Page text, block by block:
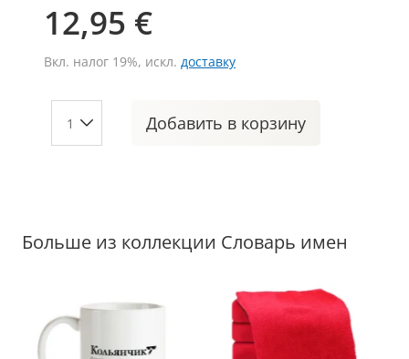
12,95 €
Вкл. налог 19%, искл. доставку
Добавить в корзину
Больше из коллекции Словарь имен